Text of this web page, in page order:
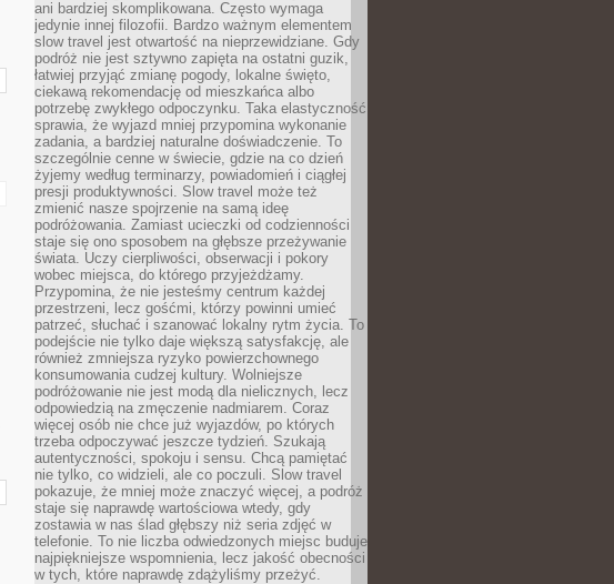
ani bardziej skomplikowana. Często wymaga
jedynie innej filozofii. Bardzo ważnym elementem
slow travel jest otwartość na nieprzewidziane. Gdy
podróż nie jest sztywno zapięta na ostatni guzik,
łatwiej przyjąć zmianę pogody, lokalne święto,
ciekawą rekomendację od mieszkańca albo
potrzebę zwykłego odpoczynku. Taka elastyczność
sprawia, że wyjazd mniej przypomina wykonanie
zadania, a bardziej naturalne doświadczenie. To
szczególnie cenne w świecie, gdzie na co dzień
żyjemy według terminarzy, powiadomień i ciągłej
presji produktywności. Slow travel może też
zmienić nasze spojrzenie na samą ideę
podróżowania. Zamiast ucieczki od codzienności
staje się ono sposobem na głębsze przeżywanie
świata. Uczy cierpliwości, obserwacji i pokory
wobec miejsca, do którego przyjeżdżamy.
Przypomina, że nie jesteśmy centrum każdej
przestrzeni, lecz gośćmi, którzy powinni umieć
patrzeć, słuchać i szanować lokalny rytm życia. To
podejście nie tylko daje większą satysfakcję, ale
również zmniejsza ryzyko powierzchownego
konsumowania cudzej kultury. Wolniejsze
podróżowanie nie jest modą dla nielicznych, lecz
odpowiedzią na zmęczenie nadmiarem. Coraz
więcej osób nie chce już wyjazdów, po których
trzeba odpoczywać jeszcze tydzień. Szukają
autentyczności, spokoju i sensu. Chcą pamiętać
nie tylko, co widzieli, ale co poczuli. Slow travel
pokazuje, że mniej może znaczyć więcej, a podróż
staje się naprawdę wartościowa wtedy, gdy
zostawia w nas ślad głębszy niż seria zdjęć w
telefonie. To nie liczba odwiedzonych miejsc buduje
najpiękniejsze wspomnienia, lecz jakość obecności
w tych, które naprawdę zdążyliśmy przeżyć.